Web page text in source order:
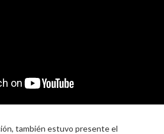
también estuvo presente el